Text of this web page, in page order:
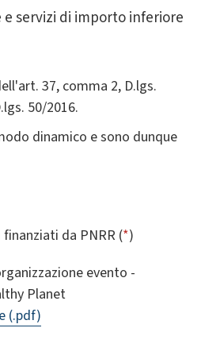
servizi di importo inferiore
37, comma 2, D.lgs.
50/2016.
dinamico e sono dunque
da PNRR (*)
evento -
Planet
(.pdf)